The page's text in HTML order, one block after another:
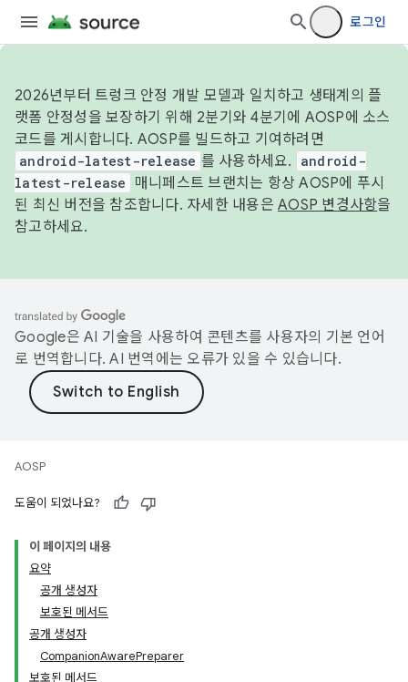
로그인
2026년부터 트렁크 안정 개발 모델과 일치하고 생태계의 플
랫폼 안정성을 보장하기 위해 2분기와 4분기에 AOSP에 소스
코드를 게시합니다. AOSP를 빌드하고 기여하려면
android-latest-release 를 사용하세요.
android-
latest-release
매니페스트 브랜치는 항상 AOSP에 푸시
된 최신 버전을 참조합니다. 자세한 내용은 AOSP 변경사항을
참고하세요.
Google은 AI 기술을 사용하여 콘텐츠를 사용자의 기본 언어
로 번역합니다. AI 번역에는 오류가 있을 수 있습니다.
AOSP
도움이 되었나요?
이 페이지의 내용
요약
공개 생성자
보호된 메서드
공개 생성자
CompanionAwarePreparer
보호된 메서드